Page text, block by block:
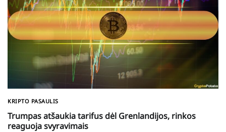
KRIPTO PASAULIS
Trumpas atšaukia tarifus dėl Grenlandijos, rinkos
reaguoja svyravimais